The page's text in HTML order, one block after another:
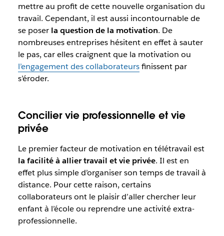
mettre au profit de cette nouvelle organisation du
travail. Cependant, il est aussi incontournable de
se poser la question de la motivation. De
nombreuses entreprises hésitent en effet à sauter
le pas, car elles craignent que la motivation ou
l’engagement des collaborateursfinissent par
s’éroder.
Concilier vie professionnelle et vie
privée
Le premier facteur de motivation en télétravail est
la facilité à allier travail et vie privée. Il est en
effet plus simple d’organiser son temps de travail à
distance. Pour cette raison, certains
collaborateurs ont le plaisir d’aller chercher leur
enfant à l’école ou reprendre une activité extra-
professionnelle.